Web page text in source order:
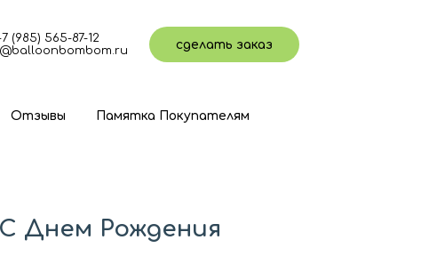
(985) 565-87-12
сделать заказ
Отзывы Памятка Покупателям
Днем Рождения